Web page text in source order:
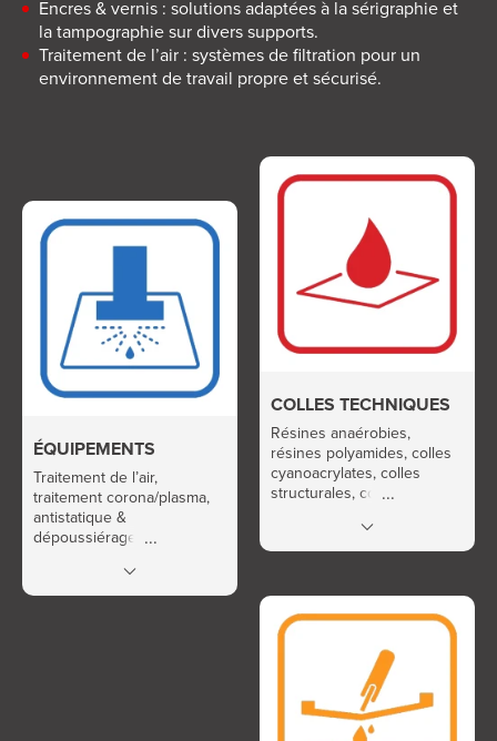
Encres & vernis : solutions adaptées à la sérigraphie et
la tampographie sur divers supports.
Traitement de l’air : systèmes de filtration pour un
environnement de travail propre et sécurisé.
ÉQUIPEMENTS
Traitement de l’air,
traitement corona/plasma,
antistatique &
dépoussiérage. Lien Les
d’activité et services de
ADT.
COLLES TECHNIQUES
Résines anaérobies,
résines polyamides, colles
cyanoacrylates, colles
structurales, colles et
colles élastomères, colles
conductrices.